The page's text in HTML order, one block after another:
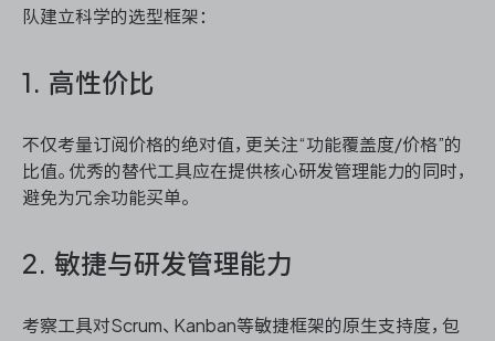
队建立科学的选型框架：
1. 高性价比
不仅考量订阅价格的绝对值，更关注“功能覆盖度/价格”的
比值。优秀的替代工具应在提供核心研发管理能力的同时，
避免为冗余功能买单。
2. 敏捷与研发管理能力
考察工具对Scrum、Kanban等敏捷框架的原生支持度，包